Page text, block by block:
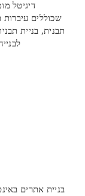
דיגיטל
שכוללים
תבנית, בניית
בניית אתרים